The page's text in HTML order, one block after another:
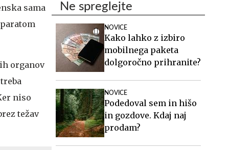
sama
organov
niso
težav
Ne spreglejte
NOVICE
Kako lahko z izbiro
mobilnega paketa
dolgoročno prihranite?
NOVICE
Podedoval sem in hišo
in gozdove. Kdaj naj
prodam?